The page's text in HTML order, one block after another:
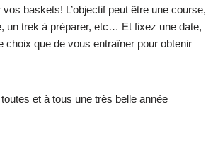
vos baskets! L’objectif peut être une course,
un trek à préparer, etc… Et fixez une date,
choix que de vous entraîner pour obtenir
et à tous une très belle année